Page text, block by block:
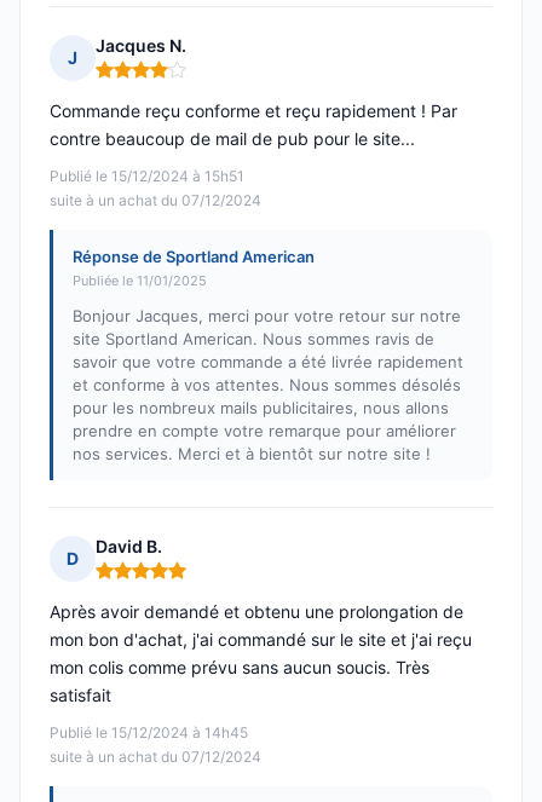
J
Jacques N.
Note : 4 sur 5
Publié le 15/12/2024 à 15h51
suite à un achat du 07/12/2024
Commande reçu conforme et reçu rapidement ! Par
contre beaucoup de mail de pub pour le site...
Réponse de Sportland American
Publiée le 11/01/2025
Bonjour Jacques, merci pour votre retour sur notre
site Sportland American. Nous sommes ravis de
savoir que votre commande a été livrée rapidement
et conforme à vos attentes. Nous sommes désolés
pour les nombreux mails publicitaires, nous allons
prendre en compte votre remarque pour améliorer
nos services. Merci et à bientôt sur notre site !
D
David B.
Note : 5 sur 5
Publié le 15/12/2024 à 14h45
suite à un achat du 07/12/2024
Après avoir demandé et obtenu une prolongation de
mon bon d'achat, j'ai commandé sur le site et j'ai reçu
mon colis comme prévu sans aucun soucis. Très
satisfait